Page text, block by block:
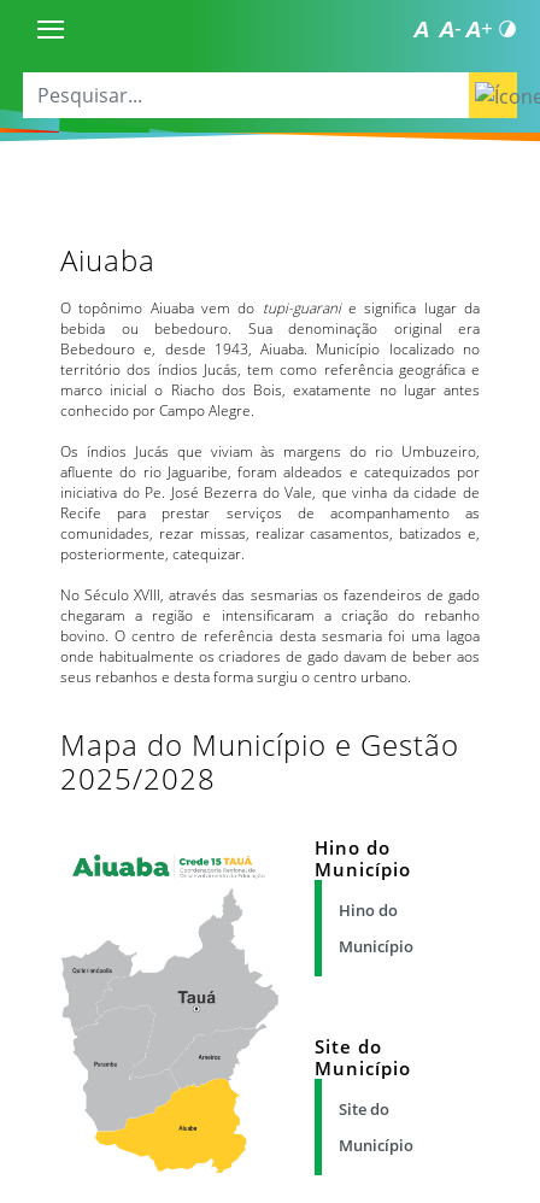
Aiuaba
O topônimo Aiuaba vem do tupi-guaranie significa lugar da
bebida ou bebedouro. Sua denominação original era
Bebedouro e, desde 1943, Aiuaba. Município localizado no
território dos índios Jucás, tem como referência geográfica e
marco inicial o Riacho dos Bois, exatamente no lugar antes
conhecido por Campo Alegre.
Os índios Jucás que viviam às margens do rio Umbuzeiro,
afluente do rio Jaguaribe, foram aldeados e catequizados por
iniciativa do Pe. José Bezerra do Vale, que vinha da cidade de
Recife para prestar serviços de acompanhamento as
comunidades, rezar missas, realizar casamentos, batizados e,
posteriormente, catequizar.
No Século XVIII, através das sesmarias os fazendeiros de gado
chegaram a região e intensificaram a criação do rebanho
bovino. O centro de referência desta sesmaria foi uma lagoa
onde habitualmente os criadores de gado davam de beber aos
seus rebanhos e desta forma surgiu o centro urbano.
Mapa do Município e Gestão
2025/2028
Hino do
Município
Hino do
Município
Site do
Município
Site do
Município